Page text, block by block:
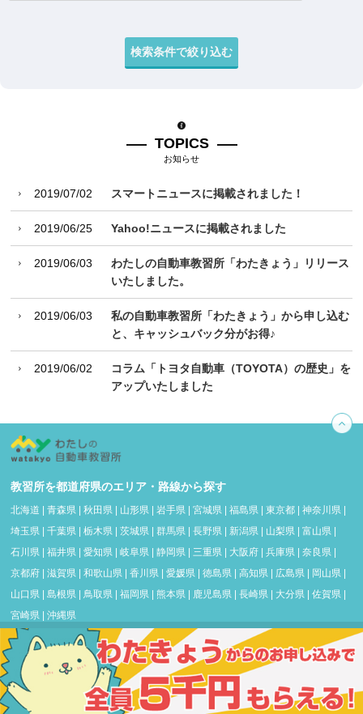
TOPICS
お知らせ
2019/07/02 スマートニュースに掲載されました！
2019/06/25 Yahoo!ニュースに掲載されました
2019/06/03
わたしの自動車教習所「わたきょう」リリース
いたしました。
2019/06/03
私の自動車教習所「わたきょう」から申し込む
と、キャッシュバック分がお得♪
2019/06/02
コラム「トヨタ自動車（TOYOTA）の歴史」を
アップいたしました
教習所を都道府県のエリア・路線から探す
北海道 青森県 秋田県 山形県 岩手県 宮城県 福島県 東京都 神奈川県
埼玉県
千葉県 栃木県 茨城県 群馬県 長野県 新潟県 山梨県 富山県
石川県
福井県 愛知県 岐阜県 静岡県 三重県 大阪府 兵庫県 奈良県
京都府
滋賀県 和歌山県 香川県 愛媛県 徳島県 高知県 広島県 岡山県
山口県
島根県 鳥取県 福岡県 熊本県 鹿児島県 長崎県 大分県 佐賀県
宮崎県
沖縄県
よくあるご質問
車・教習所豆知識&ノウハウ
©2018 わたしの自動車教習所